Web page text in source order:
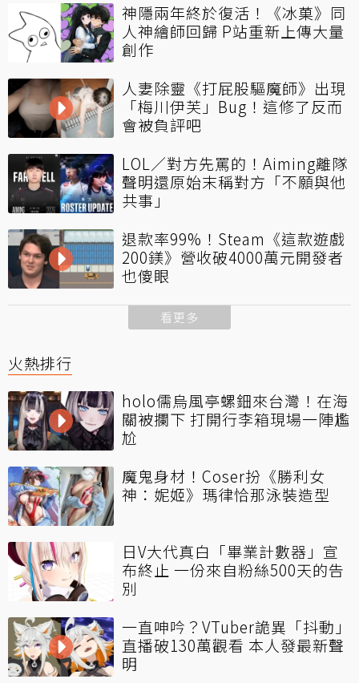
神隱兩年終於復活！《冰菓》同
人神繪師回歸 P站重新上傳大量
創作
人妻除靈《打屁股驅魔師》出現
「梅川伊芙」Bug！這修了反而
會被負評吧
LOL／對方先罵的！Aiming離隊
聲明還原始末稱對方「不願與他
共事」
退款率99%！Steam《這款遊戲
200鎂》營收破4000萬元開發者
也傻眼
看更多
火熱排行
holo儒烏風亭螺鈿來台灣！在海
關被攔下 打開行李箱現場一陣尷
尬
魔鬼身材！Coser扮《勝利女
神：妮姬》瑪律恰那泳裝造型
日V大代真白「畢業計數器」宣
布終止 一份來自粉絲500天的告
別
一直呻吟？VTuber詭異「抖動」
直播破130萬觀看 本人發最新聲
明